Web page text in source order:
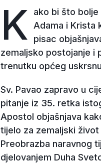
K
ako bi što
Adama i Krista
pisac
zemaljsko postojanje i
trenutku općeg
Sv. Pavao zapravo u
pitanje iz 35. retka
Apostol objašnjava
tijelo za zemaljski
Preobrazba naravnog
djelovanjem Duha